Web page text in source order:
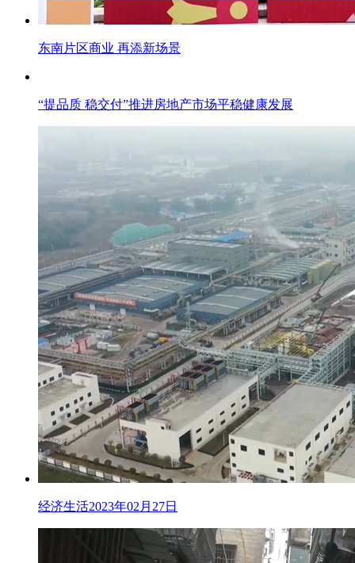
东南片区商业 再添新场景
“提品质 稳交付”推进房地产市场平稳健康发展
经济生活2023年02月27日